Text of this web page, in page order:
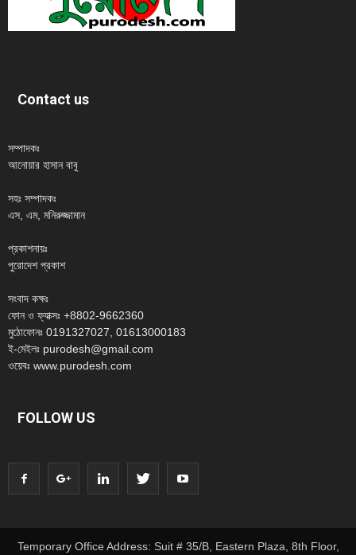
Contact us
সম্পাদকঃ
আনোয়ার হাসান বাবু
সহঃ সম্পাদকঃ
এস, এম, মনিরুজ্জামান
প্রকাশনায়ঃ
পুরোদেশ প্রকাশ
সংবাদ কক্ষঃ
ফোন ও ফ্যাক্সঃ +8802-9662360
মুঠোফোনঃ 0191327027, 01613000183
ই-মেইলঃ purodesh@gmail.com
ওয়েবঃ www.purodesh.com
FOLLOW US
Temporary Office Address: Suit # 35/B, Eastern Plaza, 8th Floor,